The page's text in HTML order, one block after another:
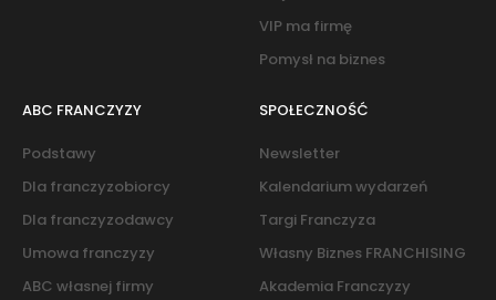
VIP ma firmę
Pomysł na biznes
ABC FRANCZYZY
Podstawy
Dla franczyzobiorcy
Dla franczyzodawcy
Umowa franczyzy
ABC własnej firmy
SPOŁECZNOŚĆ
Newsletter
Kalendarium wydarzeń
Targi Franczyza
Własny Biznes FRANCHISING
Akademia Franczyzy